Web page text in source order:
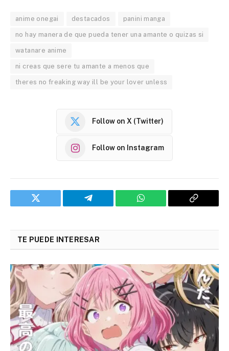
anime onegai destacados panini manga
no hay manera de que pueda tener una amante o quizas si
watanare anime
ni creas que sere tu amante a menos que
theres no freaking way ill be your lover unless
Follow on X (Twitter)
Follow on Instagram
Twitter Telegram WhatsApp
Copy
TE PUEDE INTERESAR